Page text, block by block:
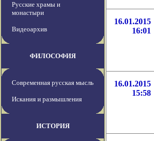
Русские храмы и
монастыри
Видеоархив
ФИЛОСОФИЯ
Современная русская мысль
Искания и размышления
ИСТОРИЯ
16.01.2015
16:01
16.01.2015
15:58